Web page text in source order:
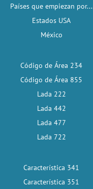
Países que empiezan por...
Estados USA
México
Código de Área 234
Código de Área 855
Lada 222
Lada 442
Lada 477
Lada 722
Característica 341
Característica 351